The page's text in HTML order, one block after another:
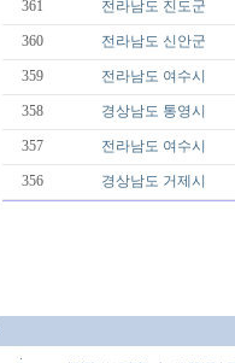
361 전라남도 진도군
360 전라남도 신안군
359 전라남도 여수시
358 경상남도 통영시
357 전라남도 여수시
356 경상남도 거제시